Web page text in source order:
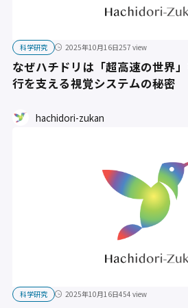
科学研究 2025年10月16日257 view
なぜハチドリは「超高速の世界
行を支える視覚システムの秘密
hachidori-zukan
科学研究 2025年10月16日454 view